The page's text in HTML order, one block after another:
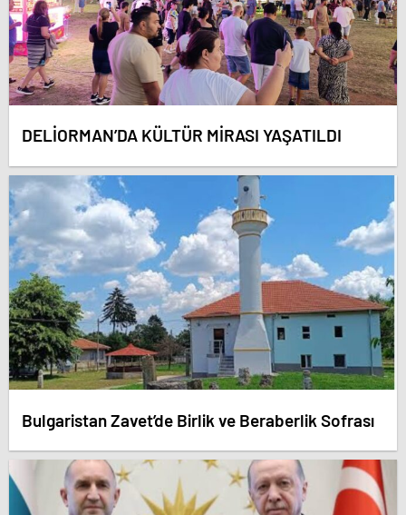
DELİORMAN’DA KÜLTÜR MİRASI YAŞATILDI
Bulgaristan Zavet’de Birlik ve Beraberlik Sofrası